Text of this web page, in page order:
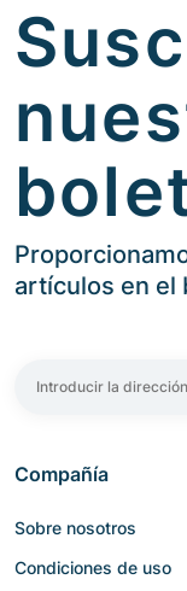
artículos en el
Compañía
Sobre nosotros
Condiciones de uso